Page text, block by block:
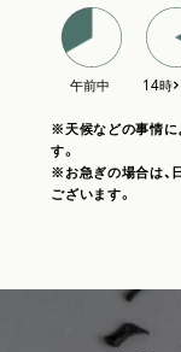
※天候などの事情に
す。
※お急ぎの場合は、
ございます。